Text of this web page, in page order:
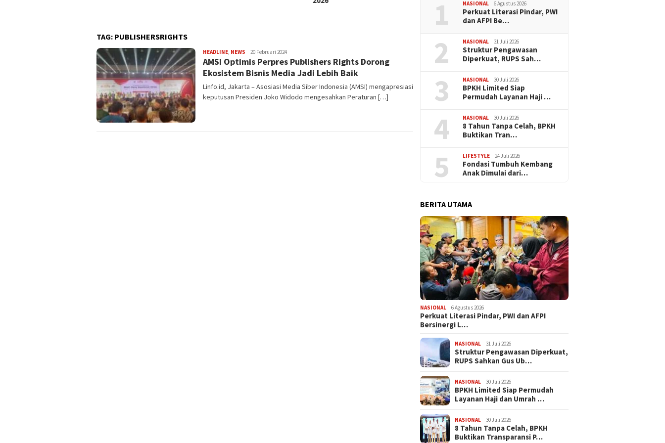
TAG: PUBLISHERSRIGHTS
HEADLINE, NEWS Redaksi
20 Februari 2024
AMSI Optimis Perpres Publishers Rights Dorong
Ekosistem Bisnis Media Jadi Lebih Baik
Linfo.id, Jakarta – Asosiasi Media Siber Indonesia (AMSI) mengapresiasi
keputusan Presiden Joko Widodo mengesahkan Peraturan […]
1 NASIONAL 6 Agustus 2026
Perkuat Literasi Pindar, PWI
dan AFPI Be…
2 NASIONAL 31 Juli 2026
​Struktur Pengawasan
Diperkuat, RUPS Sah…
3 NASIONAL 30 Juli 2026
BPKH Limited Siap
Permudah Layanan Haji …
4 NASIONAL 30 Juli 2026
​8 Tahun Tanpa Celah, BPKH
Buktikan Tran…
5 LIFESTYLE 24 Juli 2026
Fondasi Tumbuh Kembang
Anak Dimulai dari…
BERITA UTAMA
NASIONAL 6 Agustus 2026
Perkuat Literasi Pindar, PWI dan AFPI
Bersinergi L…
NASIONAL 31 Juli 2026
​Struktur Pengawasan Diperkuat,
RUPS Sahkan Gus Ub…
NASIONAL 30 Juli 2026
BPKH Limited Siap Permudah
Layanan Haji dan Umrah …
NASIONAL 30 Juli 2026
​8 Tahun Tanpa Celah, BPKH
Buktikan Transparansi P…